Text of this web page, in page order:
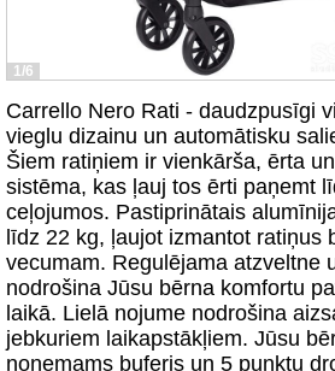
1/6
Carrello Nero Rati - daudzpusīgi
vieglu dizainu un automātisku
Šiem ratiņiem ir vienkārša, ērta
sistēma, kas ļauj tos ērti paņemt
ceļojumos. Pastiprinātais
līdz 22 kg, ļaujot izmantot ratiņus
vecumam. Regulējama atzveltne
nodrošina Jūsu bērna komfortu
laikā. Lielā nojume nodrošina
jebkuriem laikapstākļiem. Jūsu
noņemams buferis un 5 punktu